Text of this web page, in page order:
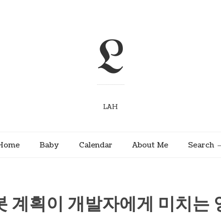
L
LAH
Baby Calendar About Me Search
계획이 개발자에게 미치는